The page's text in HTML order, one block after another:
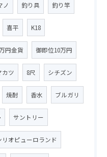
ノ 釣り具 釣り竿
喜平 K18
円金貨 御即位10万円
カツ 8尺 シチズン
焼酎 香水 ブルガリ
サントリー
リオピューロランド